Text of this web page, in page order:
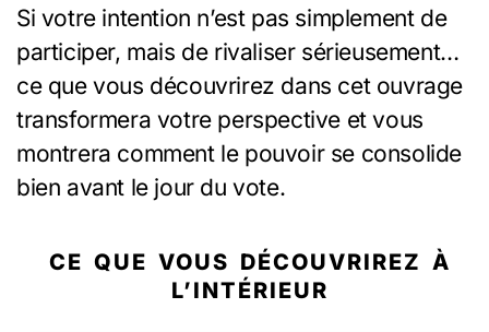
Si votre intention n’est pas simplement de
participer, mais de rivaliser sérieusement…
ce que vous découvrirez dans cet ouvrage
transformera votre perspective et vous
montrera comment le pouvoir se consolide
bien avant le jour du vote.
CE QUE VOUS DÉCOUVRIREZ À
L’INTÉRIEUR